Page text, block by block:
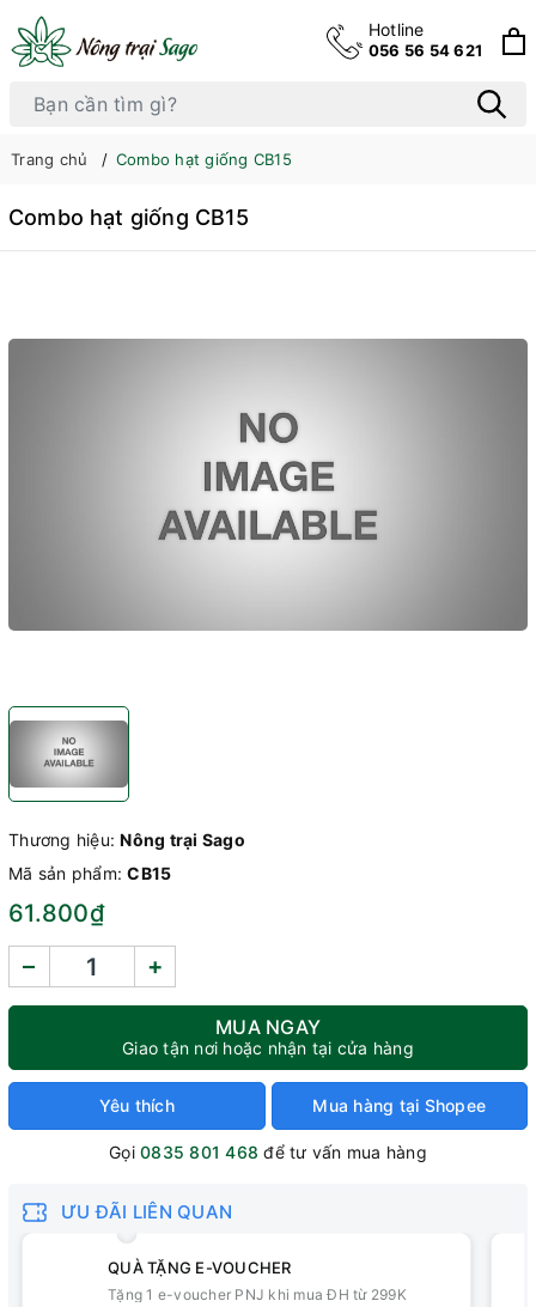
Hotline
056 56 54 621
Trang chủ Combo hạt giống CB15
Combo hạt giống CB15
Thương hiệu:Nông trại Sago
Mã sản phẩm:CB15
61.800₫
–
+
MUA NGAY
Giao tận nơi hoặc nhận tại cửa hàng
Yêu thích Mua hàng tại Shopee
Gọi0835 801 468 để tư vấn mua hàng
ƯU ĐÃI LIÊN QUAN
QUÀ TẶNG E-VOUCHER
Tặng 1 e-voucher PNJ khi mua ĐH từ 299K